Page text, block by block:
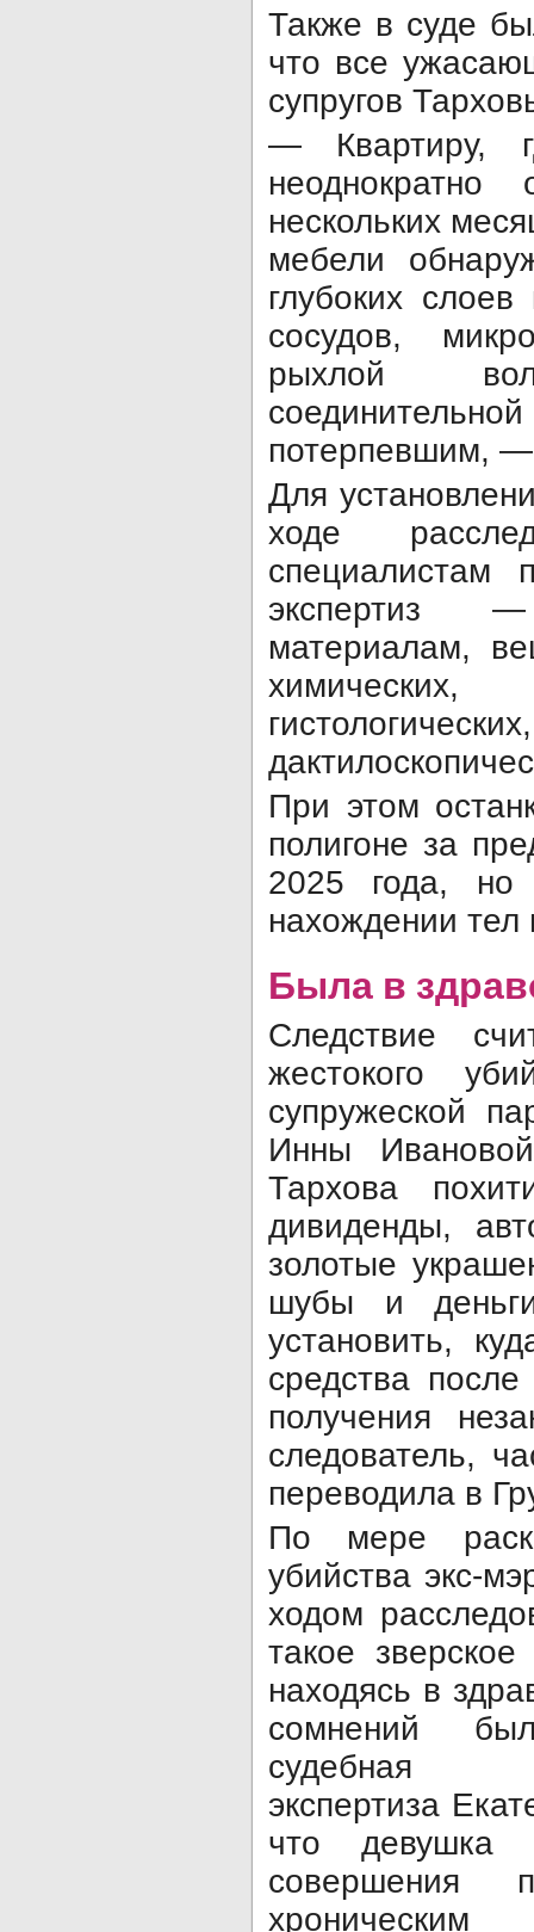
Также в суде
что все
супругов
— Квартиру,
неоднократно
нескольких
мебели
глубоких
сосудов,
рыхлой
потерпевшим, —
Для
ходе
специалистам
экспертиз
материалам,
химических,
При этом
полигоне за
2025 года, но
нахождении тел
Была в
Следствие
жестокого
супружеской
Инны
Тархова
дивиденды,
золотые
шубы и
установить,
средства
получения
следователь,
переводила в
По мере
убийства экс-
ходом
такое
находясь в
сомнений
судебная
экспертиза
что
совершения
хроническим